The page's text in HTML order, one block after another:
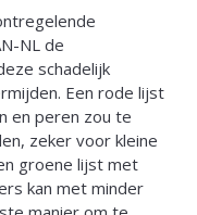
NL de
schadelijk
Een rode lijst
en peren zou te
zeker voor kleine
groene lijst met
kan met minder